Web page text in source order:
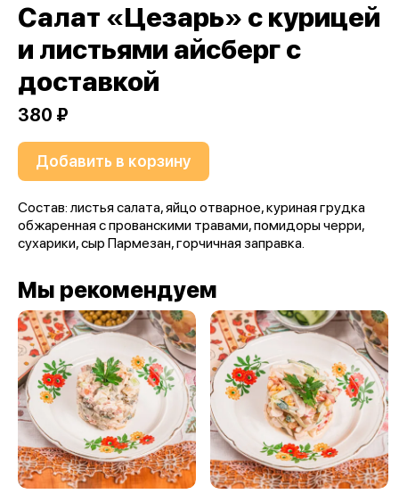
Салат «Цезарь» с курицей
и листьями айсберг с
доставкой
380 ₽
Добавить в корзину
Состав: листья салата, яйцо отварное, куриная грудка
обжаренная с прованскими травами, помидоры черри,
сухарики, сыр Пармезан, горчичная заправка.
Мы рекомендуем